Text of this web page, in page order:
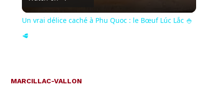
Un vrai délice caché à Phu Quoc : le Bœuf Lúc Lắc 🍚
🥩
MARCILLAC-VALLON